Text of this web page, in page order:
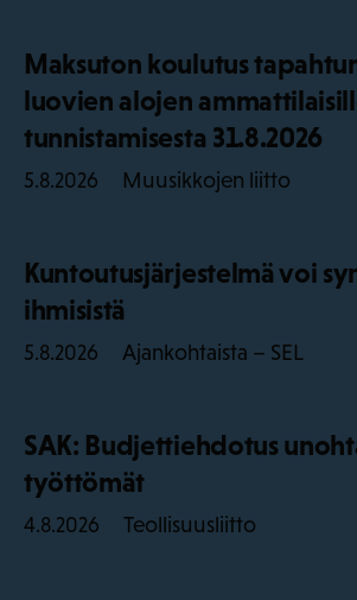
Maksuton koulutus
luovien alojen
tunnistamisesta 31.8.2026
5.8.2026 Muusikkojen liitto
Kuntoutusjärjestelmä voi
ihmisistä
5.8.2026 Ajankohtaista – SEL
SAK: Budjettiehdotus
työttömät
4.8.2026 Teollisuusliitto